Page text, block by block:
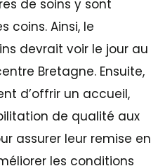
de soins y sont
coins. Ainsi, le
devrait voir le jour au
Bretagne. Ensuite,
d’offrir un accueil,
de qualité aux
assurer leur remise en
les conditions